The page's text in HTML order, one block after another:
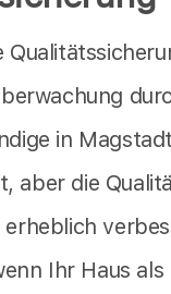
in
aber die
erheblich
Ihr Haus als